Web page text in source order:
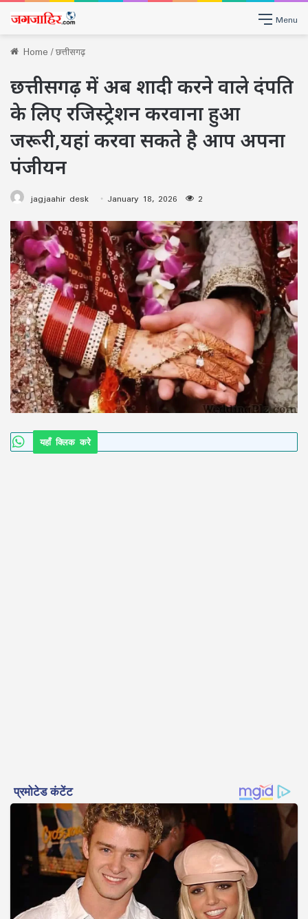
Menu
Home/छत्तीसगढ़
छत्तीसगढ़ में अब शादी करने वाले दंपति
के लिए रजिस्ट्रेशन करवाना हुआ
जरूरी,यहां करवा सकते है आप अपना
पंजीयन
jagjaahir desk January 18, 2026 2
यहाँ क्लिक करे